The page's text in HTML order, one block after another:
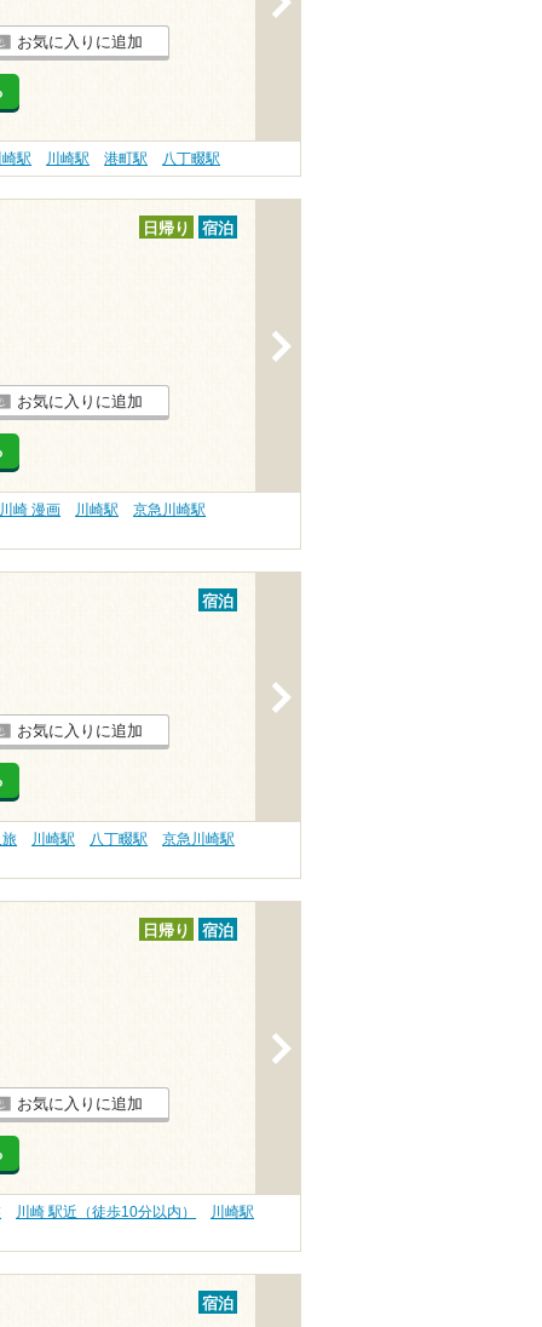
お気に入りに追加
駅 川崎駅 港町駅 八丁畷駅
日帰り 宿泊
お気に入りに追加
川崎 漫画 川崎駅 京急川崎駅
宿泊
お気に入りに追加
川崎駅 八丁畷駅 京急川崎駅
日帰り 宿泊
お気に入りに追加
川崎 駅近（徒歩10分以内） 川崎駅
宿泊